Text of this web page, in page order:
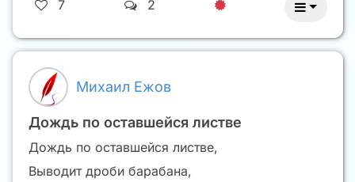
7 2
Михаил Ежов
Дождь по оставшейся листве
Дождь по оставшейся листве,
Выводит дроби барабана,